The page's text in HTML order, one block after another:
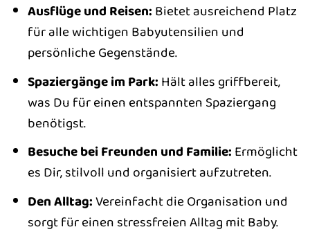
Ausflüge und Reisen: Bietet ausreichend Platz
für alle wichtigen Babyutensilien und
persönliche Gegenstände.
Spaziergänge im Park: Hält alles griffbereit,
was Du für einen entspannten Spaziergang
benötigst.
Besuche bei Freunden und Familie: Ermöglicht
es Dir, stilvoll und organisiert aufzutreten.
Den Alltag:Vereinfacht die Organisation und
sorgt für einen stressfreien Alltag mit Baby.